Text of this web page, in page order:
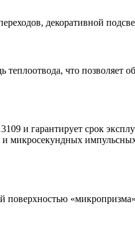
декоративной
что позволяет
и гарантирует срок
и микросекундных
«микропризма»